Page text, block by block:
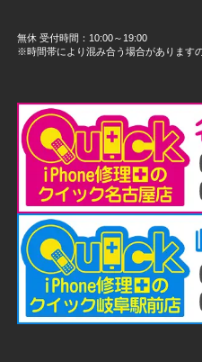
無休 受付時間：10:00～19:00
※時間帯により混み合う場合があります